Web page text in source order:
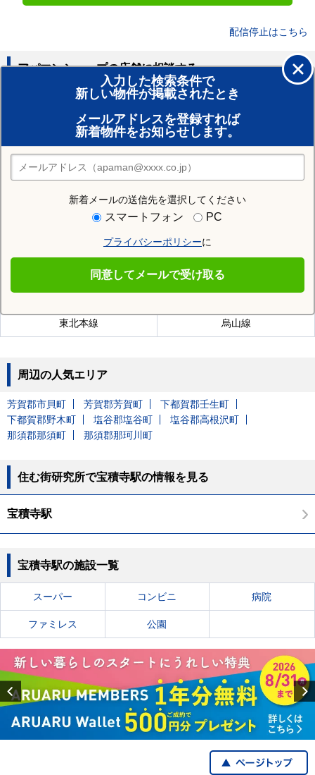
配信停止はこちら
入力した検索条件で
新しい物件が掲載されたとき
メールアドレスを登録すれば
新着物件をお知らせします。
新着メールの送信先を選択してください
スマートフォン PC
プライバシーポリシーに
同意してメールで受け取る
アパマンショップの店舗に相談する
賃貸のプロがお部屋探し！
おまかせ物件リクエスト
住みたい街の店舗を探す
店舗検索
宝積寺駅を通る沿線
東北本線 烏山線
周辺の人気エリア
芳賀郡市貝町 芳賀郡芳賀町
下都賀郡壬生町
下都賀郡野木町
塩谷郡塩谷町
塩谷郡高根沢町
那須郡那須町
那須郡那珂川町
住む街研究所で宝積寺駅の情報を見る
宝積寺駅
宝積寺駅の施設一覧
スーパー コンビニ 病院
ファミレス 公園
Previous